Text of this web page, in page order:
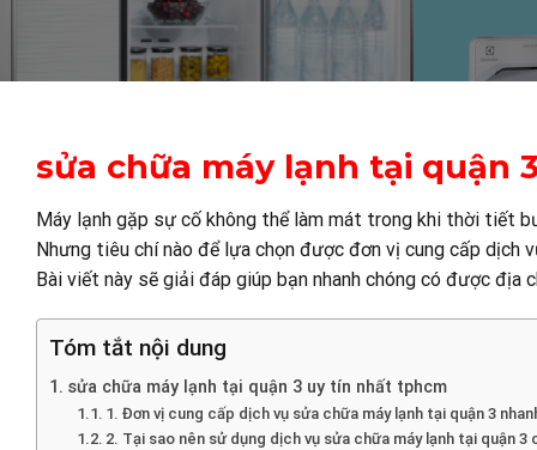
sửa chữa máy lạnh tại quận
Máy lạnh gặp sự cố không thể làm mát trong khi thời tiết
Nhưng tiêu chí nào để lựa chọn được đơn vị cung cấp dịch
Bài viết này sẽ giải đáp giúp bạn nhanh chóng có được địa
Tóm tắt nội dung
sửa chữa máy lạnh tại quận 3 uy tín nhất tphcm
1. Đơn vị cung cấp dịch vụ sửa chữa máy lạnh tại quận 3
2. Tại sao nên sử dụng dịch vụ sửa chữa máy lạnh tại quận 3